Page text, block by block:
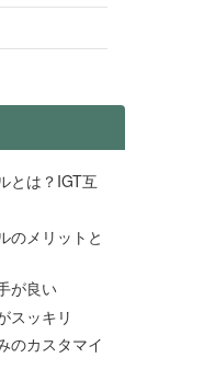
とは？IGT互
のメリットと
が良い
スッキリ
のカスタマイ